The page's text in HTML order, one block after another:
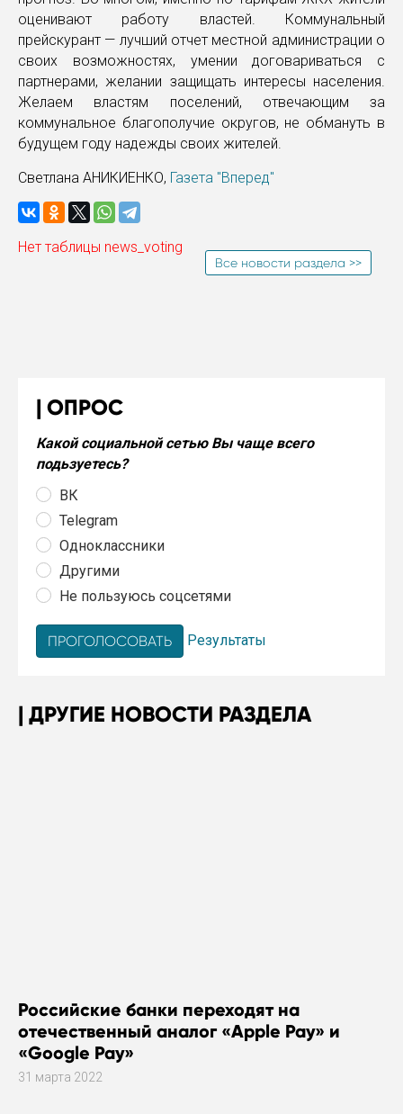
оценивают работу властей. Коммунальный
прейскурант — лучший отчет местной администрации о
своих возможностях, умении договариваться с
партнерами, желании защищать интересы населения.
Желаем властям поселений, отвечающим за
коммунальное благополучие округов, не обмануть в
будущем году надежды своих жителей.
Светлана АНИКИЕНКО, Газета "Вперед"
Нет таблицы news_voting
Все новости раздела >>
ОПРОС
Какой социальной сетью Вы чаще всего
подьзуетесь?
ВК
Telegram
Одноклассники
Другими
Не пользуюсь соцсетями
Результаты
ДРУГИЕ НОВОСТИ РАЗДЕЛА
Российские банки переходят на
отечественный аналог «Apple Pay» и
«Google Pay»
31 марта 2022